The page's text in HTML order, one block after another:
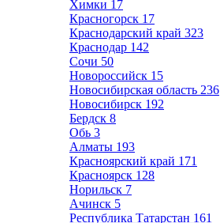
Химки 17
Красногорск 17
Краснодарский край 323
Краснодар 142
Сочи 50
Новороссийск 15
Новосибирская область 236
Новосибирск 192
Бердск 8
Обь 3
Алматы 193
Красноярский край 171
Красноярск 128
Норильск 7
Ачинск 5
Республика Татарстан 161